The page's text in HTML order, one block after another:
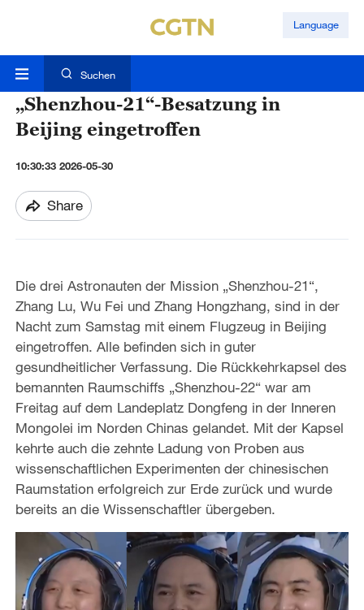
Language
Suchen
„Shenzhou-21“-Besatzung in
Beijing eingetroffen
10:30:33 2026-05-30
Share
Die drei Astronauten der Mission „Shenzhou-21“,
Zhang Lu, Wu Fei und Zhang Hongzhang, sind in der
Nacht zum Samstag mit einem Flugzeug in Beijing
eingetroffen. Alle befinden sich in guter
gesundheitlicher Verfassung. Die Rückkehrkapsel des
bemannten Raumschiffs „Shenzhou-22“ war am
Freitag auf dem Landeplatz Dongfeng in der Inneren
Mongolei im Norden Chinas gelandet. Mit der Kapsel
kehrte auch die zehnte Ladung von Proben aus
wissenschaftlichen Experimenten der chinesischen
Raumstation erfolgreich zur Erde zurück und wurde
bereits an die Wissenschaftler übergeben.